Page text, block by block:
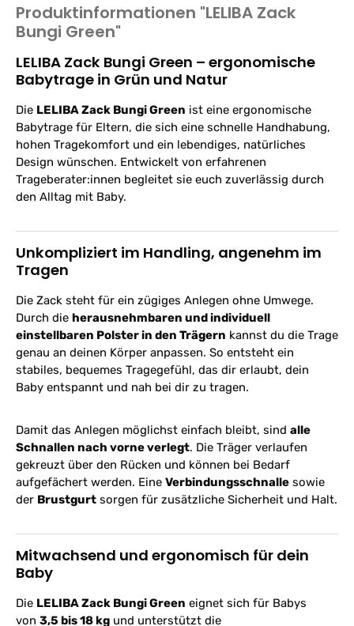
Produktinformationen "LELIBA Zack
Bungi Green"
LELIBA Zack Bungi Green – ergonomische
Babytrage in Grün und Natur
Die LELIBA Zack Bungi Green ist eine ergonomische
Babytrage für Eltern, die sich eine schnelle Handhabung,
hohen Tragekomfort und ein lebendiges, natürliches
Design wünschen. Entwickelt von erfahrenen
Trageberater:innen begleitet sie euch zuverlässig durch
den Alltag mit Baby.
Unkompliziert im Handling, angenehm im
Tragen
Die Zack steht für ein zügiges Anlegen ohne Umwege.
Durch die herausnehmbaren und individuell
einstellbaren Polster in den Trägern kannst du die Trage
genau an deinen Körper anpassen. So entsteht ein
stabiles, bequemes Tragegefühl, das dir erlaubt, dein
Baby entspannt und nah bei dir zu tragen.
Damit das Anlegen möglichst einfach bleibt, sind alle
Schnallen nach vorne verlegt. Die Träger verlaufen
gekreuzt über den Rücken und können bei Bedarf
aufgefächert werden. Eine Verbindungsschnalle sowie
der Brustgurt sorgen für zusätzliche Sicherheit und Halt.
Mitwachsend und ergonomisch für dein
Baby
Die LELIBA Zack Bungi Green eignet sich für Babys
von 3,5 bis 18 kg und unterstützt die